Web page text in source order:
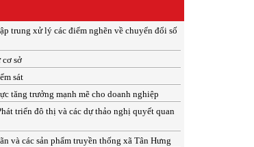
trung xử lý các điểm nghẽn về chuyển đổi số
sở
sát
tăng trưởng mạnh mẽ cho doanh nghiệp
triển đô thị và các dự thảo nghị quyết quan
và các sản phẩm truyền thống xã Tân Hưng